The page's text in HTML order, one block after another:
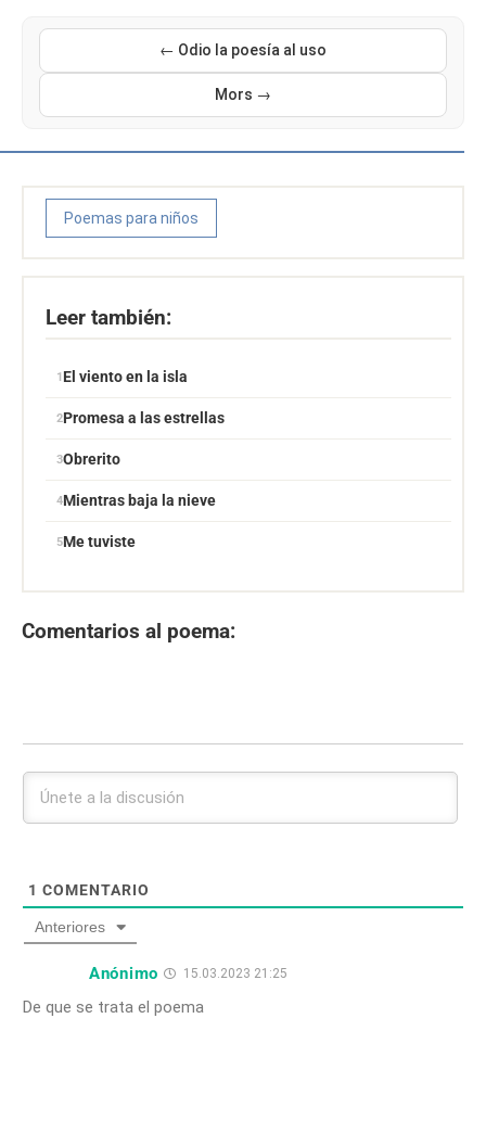
← Odio la poesía al uso
Mors →
Poemas para niños
Leer también:
El viento en la isla
Promesa a las estrellas
Obrerito
Mientras baja la nieve
Me tuviste
Comentarios al poema:
1 COMENTARIO
Anteriores
Anónimo 15.03.2023 21:25
De que se trata el poema